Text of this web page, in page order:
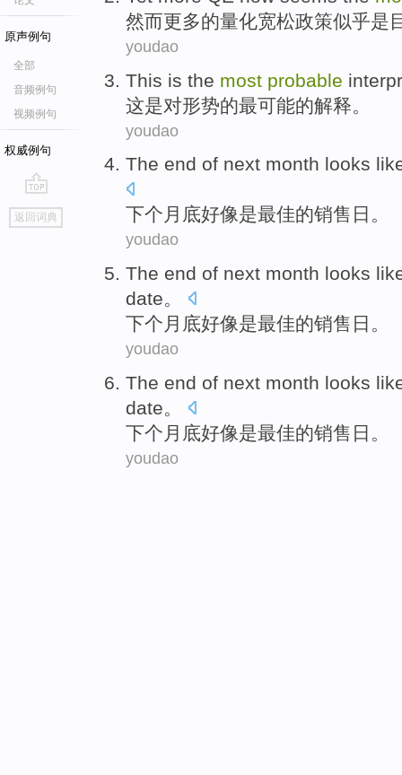
原声例句
全部
音频例句
视频例句
权威例句
go
top
返回词典
然而更多的量化宽松政策似乎是
youdao
This is the most probable
这是对形势的最可能的解释 。
youdao
The end of next month looks
下个月底好像是最佳的销售 日 。
youdao
The end of next month looks
date。
下个月底好像是最佳的销售 日 。
youdao
The end of next month looks
date。
下个月底好像是最佳的销售 日 。
youdao